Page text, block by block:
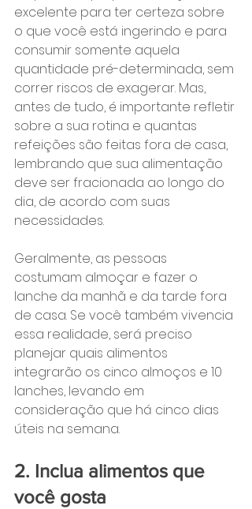
excelente para ter certeza sobre
o que você está ingerindo e para
consumir somente aquela
quantidade pré-determinada, sem
correr riscos de exagerar. Mas,
antes de tudo, é importante refletir
sobre a sua rotina e quantas
refeições são feitas fora de casa,
lembrando que sua alimentação
deve ser fracionada ao longo do
dia, de acordo com suas
necessidades.
Geralmente, as pessoas
costumam almoçar e fazer o
lanche da manhã e da tarde fora
de casa. Se você também vivencia
essa realidade, será preciso
planejar quais alimentos
integrarão os cinco almoços e 10
lanches, levando em
consideração que há cinco dias
úteis na semana.
2. Inclua alimentos que
você gosta